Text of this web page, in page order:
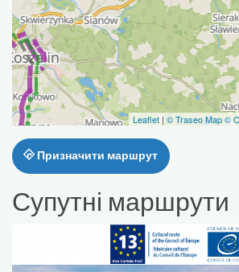
Leaflet | © Traseo Map©
Призначити маршрут
Супутні маршрути